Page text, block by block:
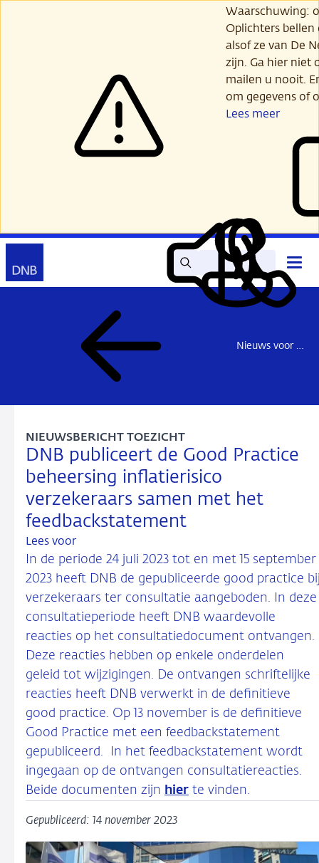
Waarschuwing:
Oplichters
alsof ze van De
zijn. Ga hier niet
mailen u nooit.
om gegevens of
Lees meer
Zoek Lees
voor
Mijn
DNB
Contact
Nieuws voor de sector
DNB publiceert de Good Practice
beheersing inflatierisico
verzekeraars samen met het
feedbackstatement
NIEUWSBERICHT TOEZICHT
Lees voor
In de periode 24 juli 2023 tot en met 15 september
2023 heeft DNB de gepubliceerde good practice
verzekeraars ter consultatie aangeboden. In deze
consultatieperiode heeft DNB waardevolle
reacties op het consultatiedocument ontvangen.
Deze reacties hebben op enkele onderdelen
geleid tot wijzigingen. De ontvangen schriftelijke
reacties heeft DNB verwerkt in de definitieve
good practice. Op 13 november is de definitieve
Good Practice met een feedbackstatement
gepubliceerd. In het feedbackstatement wordt
ingegaan op de ontvangen consultatiereacties.
Beide documenten zijn hier te vinden.
Gepubliceerd: 14 november 2023